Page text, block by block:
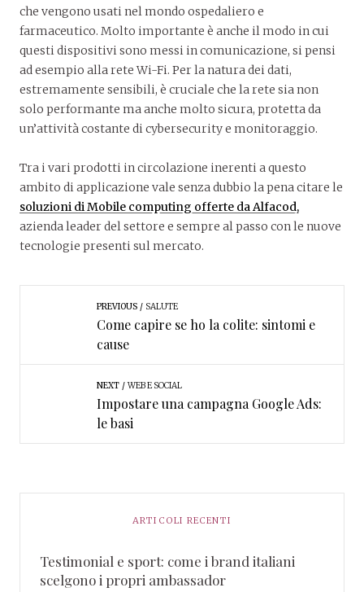
che vengono usati nel mondo ospedaliero e
farmaceutico. Molto importante è anche il modo in cui
questi dispositivi sono messi in comunicazione, si pensi
ad esempio alla rete Wi-Fi. Per la natura dei dati,
estremamente sensibili, è cruciale che la rete sia non
solo performante ma anche molto sicura, protetta da
un’attività costante di cybersecurity e monitoraggio.
Tra i vari prodotti in circolazione inerenti a questo
ambito di applicazione vale senza dubbio la pena citare le
soluzioni di Mobile computing offerte da Alfacod,
azienda leader del settore e sempre al passo con le nuove
tecnologie presenti sul mercato.
PREVIOUS SALUTE
Come capire se ho la colite: sintomi e
cause
NEXT WEB E SOCIAL
Impostare una campagna Google Ads:
le basi
ARTICOLI RECENTI
Testimonial e sport: come i brand italiani
scelgono i propri ambassador